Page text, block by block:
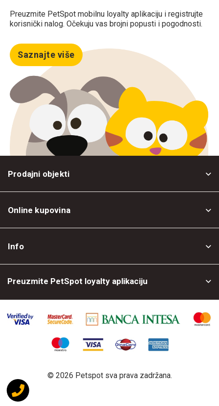
Preuzmite PetSpot mobilnu loyalty aplikaciju i registrujte
korisnički nalog. Očekuju vas brojni popusti i pogodnosti.
Saznajte više
Prodajni objekti
Online kupovina
Info
Preuzmite PetSpot loyalty aplikaciju
© 2026 Petspot sva prava zadržana.